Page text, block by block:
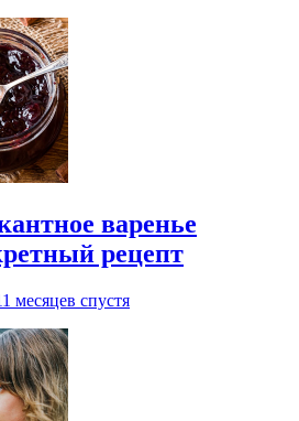
варенье
рецепт
месяцев спустя